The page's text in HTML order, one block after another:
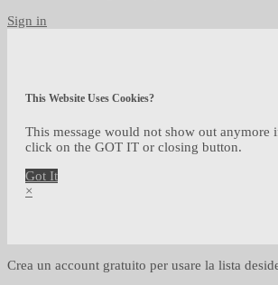
Sign in
This Website Uses Cookies?
This message would not show out anymore
click on the GOT IT or closing button.
Got It
×
Crea un account gratuito per usare la lista